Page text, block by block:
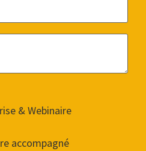
& Webinaire
accompagné